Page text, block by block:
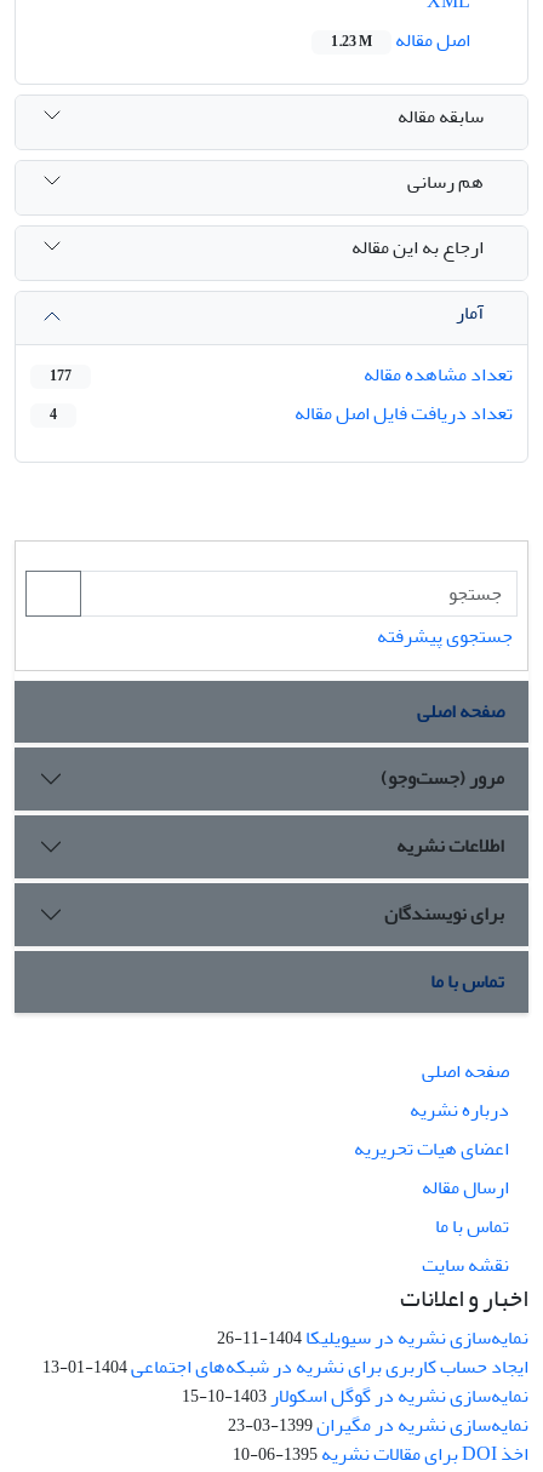
اصل مقاله
1.23 M
سابقه مقاله
هم رسانی
ارجاع به این مقاله
آمار
تعداد مشاهده مقاله
177
تعداد دریافت فایل اصل مقاله 4
جستجوی پیشرفته
صفحه اصلی
مرور (جست‌وجو)
اطلاعات نشریه
برای نویسندگان
تماس با ما
صفحه اصلی
درباره نشریه
اعضای هیات تحریریه
ارسال مقاله
تماس با ما
نقشه سایت
اخبار و اعلانات
نمایه‌سازی نشریه در سیویلیکا1404-11-26
ایجاد حساب کاربری برای نشریه در شبکه‌های اجتماعی1404-01-13
نمایه‌سازی نشریه در گوگل اسکولار 1403-10-15
نمایه‌سازی نشریه در مگیران1399-03-23
اخذ DOI برای مقالات نشریه 1395-06-10